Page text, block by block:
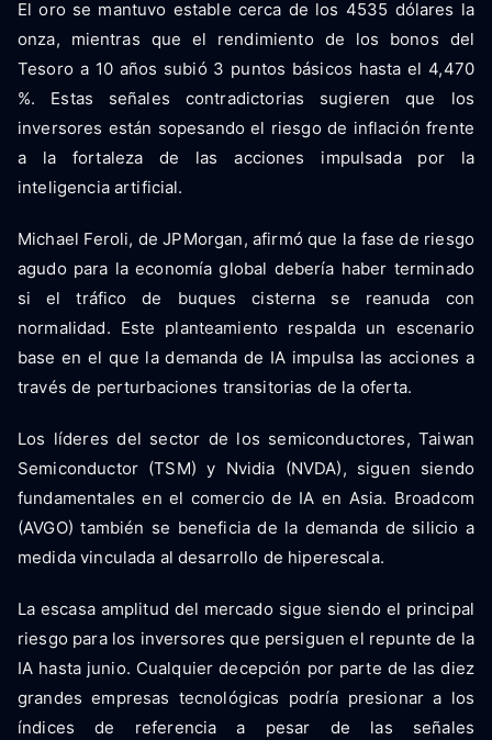
El oro se mantuvo estable cerca de los 4535 dólares la
onza, mientras que el rendimiento de los bonos del
Tesoro a 10 años subió 3 puntos básicos hasta el 4,470
%. Estas señales contradictorias sugieren que los
inversores están sopesando el riesgo de inflación frente
a la fortaleza de las acciones impulsada por la
inteligencia artificial.
Michael Feroli, de JPMorgan, afirmó que la fase de riesgo
agudo para la economía global debería haber terminado
si el tráfico de buques cisterna se reanuda con
normalidad. Este planteamiento respalda un escenario
base en el que la demanda de IA impulsa las acciones a
través de perturbaciones transitorias de la oferta.
Los líderes del sector de los semiconductores, Taiwan
Semiconductor (TSM) y Nvidia (NVDA), siguen siendo
fundamentales en el comercio de IA en Asia. Broadcom
(AVGO) también se beneficia de la demanda de silicio a
medida vinculada al desarrollo de hiperescala.
La escasa amplitud del mercado sigue siendo el principal
riesgo para los inversores que persiguen el repunte de la
IA hasta junio. Cualquier decepción por parte de las diez
grandes empresas tecnológicas podría presionar a los
índices de referencia a pesar de las señales